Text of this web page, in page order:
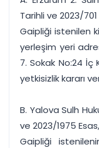
Tarihli ve 2023/701
Gaipliği istenilen
yerleşim yeri
7. Sokak No:24 İç
yetkisizlik kararı
B. Yalova Sulh
ve 2023/1975
Gaipliği